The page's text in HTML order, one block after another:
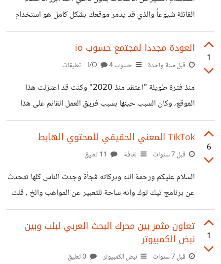
وفاجئتني بصراحة، لانه لدي عدة حسابات كلها سعودية وغير
القاتلة شيوعاً والذي قد يدمر موقعك بشكل كامل هو استخدام
كم كبير من الاضافات بدون داعي، وعند الرغبة بعمل اي تعديل
او تطوير يتم اللجوء لاستخدام الاضافات، مع انه هناك العديد من
الوظائف يمكن القيام بها بدون استخدام اي اضافات، استخدام
فترة تحميله، ناهيك عن استنزاف موارد الخادم الخاص بك، وقد
يصل الامر ان يقوم جوجل باستبعاد موقعك من نتائج البحث
بسبب
1
العودة مجددا لمجتمع حسوب io
قبل سنة واحدة حسوب I/O4 تعليقات
منذ فترة طويلة "اعتقد منذ 2020" وكنت قد اعتزلت هذا
الموقع، وكان السبب حينها بسبب فريق العمل القائم على هذا
المجتمع، حيث كانت توجد بعض الحسابات تقوم بعمل مواضيع
او تعليقات بتنسيق مع فريق العمل، وهذا الامر نسف الثقة
بالنسبة لي، وليس وحدي فقط بل الكثير من المستخدمين اثار
ومن المفترض انها مخالفة لسياسة الموقع على كل حال قررت
اليوم العودة لمزاولة نشاطي على المنصة هنا، وذلك بعد عدة امور
منها
6
TikTok المعني الحقيقي للمحتوي الهابط
قبل 7 سنوات ثقافة
السلام عليكم ورحمة الله وبركاته فجأة وجدت الناس كلها تتحدث
عن برنامج تيك توك وانه ساحة للتعبير عن المواهب والخ ، قلت
سأقوم بتحميل وتثبيت التطبيق كي أري لما كل هذه الجلبة حول
هذا التطبيق ، وإذا افاجئ بكمية من المحتوي الهابط الغير عادية
بالمرة محتوي هابط وسخيف بكل ما تحمل الكلمة من معان ،
ونسبة الحصول على محتوى نستطيع ان نقول عليه محتوى جيد
1
تعاون مثمر بين محرك البحث العربي لبلب وبين
نبض الكمبيوتر
قبل 7 سنوات نبض الكمبيوتر